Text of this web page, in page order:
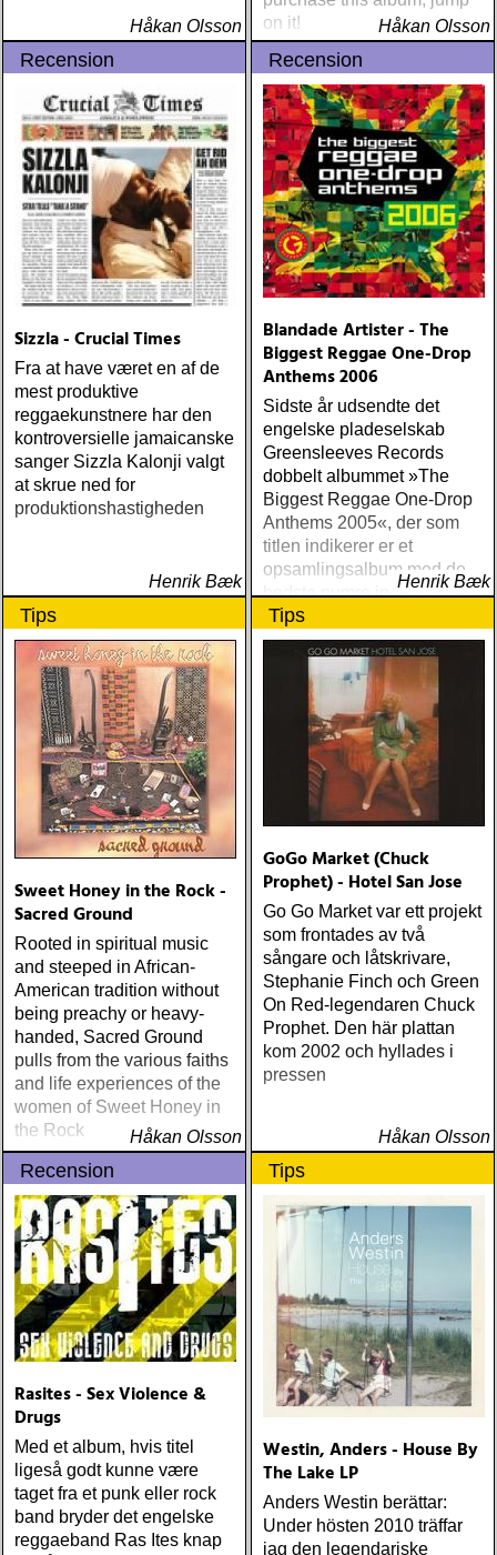
Håkan Olsson
on it!
Håkan Olsson
Recension
Sizzla - Crucial Times
Fra at have været en af de
mest produktive
reggaekunstnere har den
kontroversielle jamaicanske
sanger Sizzla Kalonji valgt
at skrue ned for
produktionshastigheden
Henrik Bæk
Recension
Blandade Artister - The
Biggest Reggae One-Drop
Anthems 2006
Sidste år udsendte det
engelske pladeselskab
Greensleeves Records
dobbelt albummet »The
Biggest Reggae One-Drop
Anthems 2005«, der som
titlen indikerer er et
opsamlingsalbum med de
bedste numre indenfor den
populære reggaestil kaldet
one-drop
Henrik Bæk
Tips
Sweet Honey in the Rock -
Sacred Ground
Rooted in spiritual music
and steeped in African-
American tradition without
being preachy or heavy-
handed, Sacred Ground
pulls from the various faiths
and life experiences of the
women of Sweet Honey in
the Rock
Håkan Olsson
Tips
GoGo Market (Chuck
Prophet) - Hotel San Jose
Go Go Market var ett projekt
som frontades av två
sångare och låtskrivare,
Stephanie Finch och Green
On Red-legendaren Chuck
Prophet. Den här plattan
kom 2002 och hyllades i
pressen
Håkan Olsson
Recension
Rasites - Sex Violence &
Drugs
Med et album, hvis titel
ligeså godt kunne være
taget fra et punk eller rock
band bryder det engelske
reggaeband Ras Ites knap
Tips
Westin, Anders - House By
The Lake LP
Anders Westin berättar:
Under hösten 2010 träffar
jag den legendariske